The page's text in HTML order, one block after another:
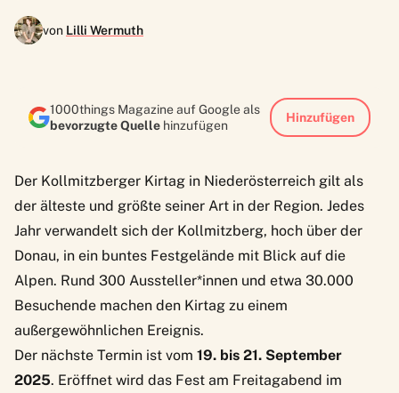
von Lilli Wermuth
1000things Magazine auf Google als
bevorzugte Quelle hinzufügen
Hinzufügen
Der Kollmitzberger Kirtag in Niederösterreich gilt als
der älteste und größte seiner Art in der Region. Jedes
Jahr verwandelt sich der Kollmitzberg, hoch über der
Donau, in ein buntes Festgelände mit Blick auf die
Alpen. Rund 300 Aussteller*innen und etwa 30.000
Besuchende machen den Kirtag zu einem
außergewöhnlichen Ereignis.
Der nächste Termin ist vom 19. bis 21. September
2025. Eröffnet wird das Fest am Freitagabend im